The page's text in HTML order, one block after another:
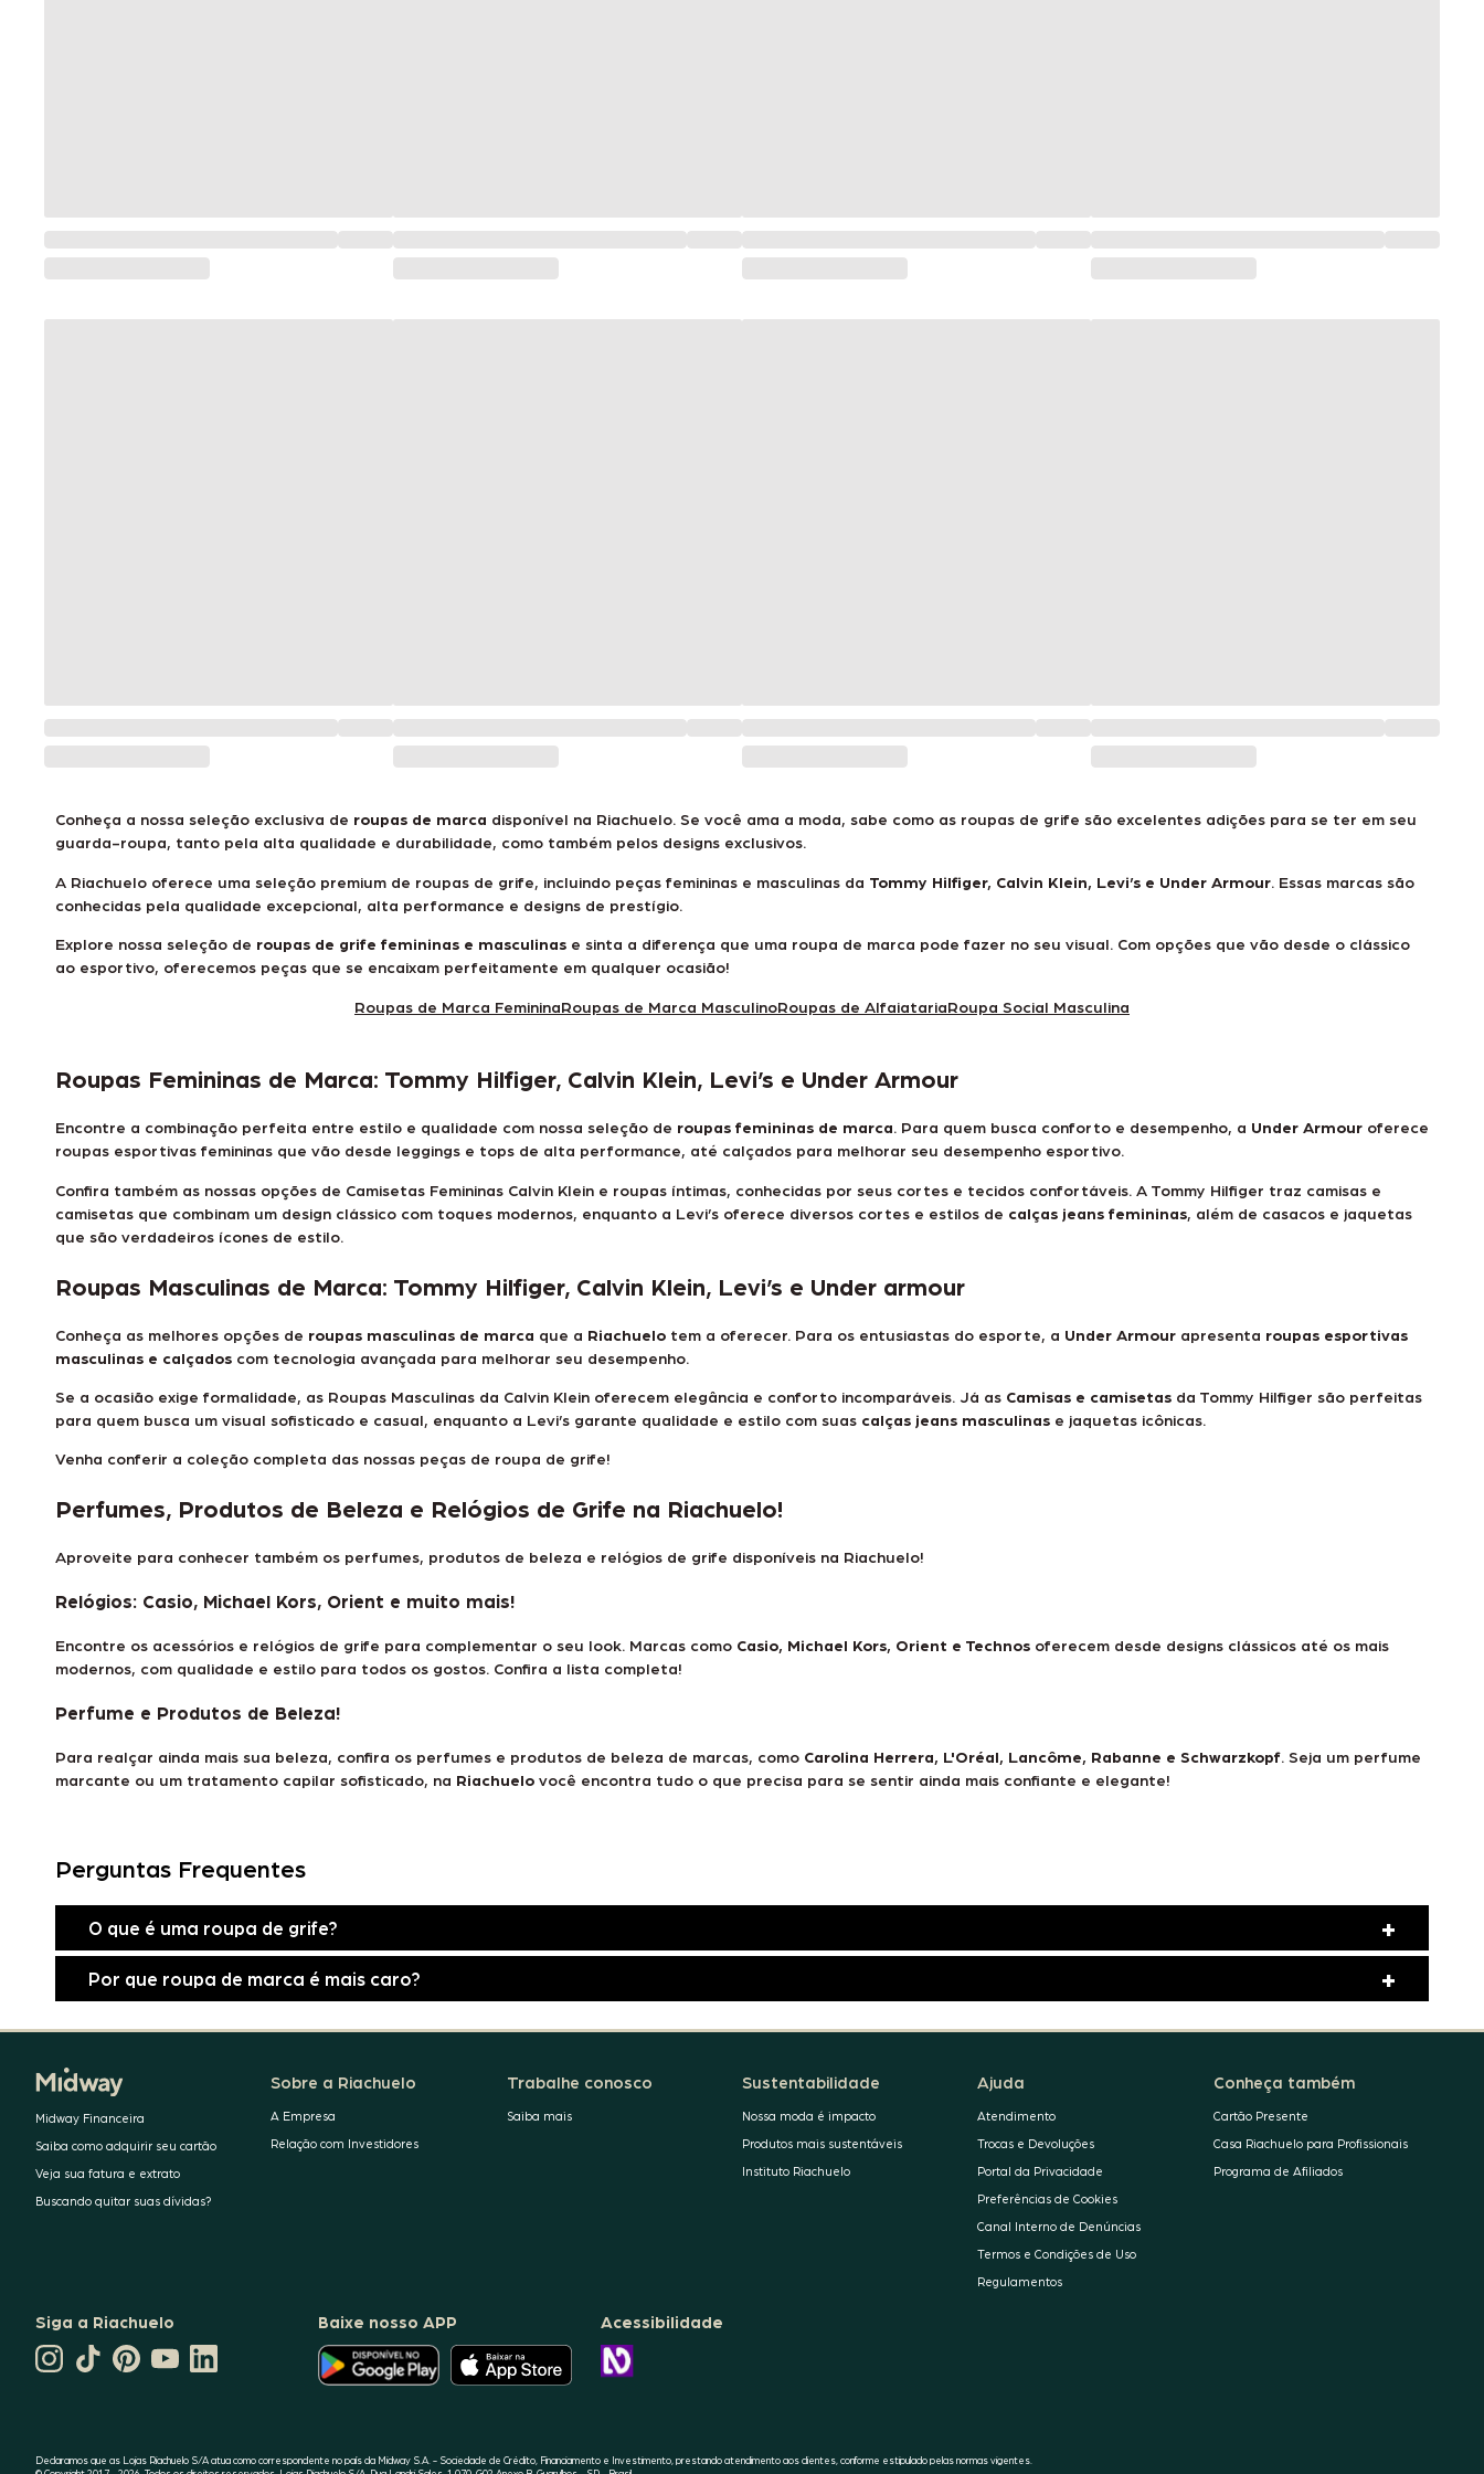
Conheça a nossa seleção exclusiva de roupas de marca disponível na Riachuelo. Se você ama a moda, sabe como as roupas de grife são excelentes adições para se ter em seu
guarda-roupa, tanto pela alta qualidade e durabilidade, como também pelos designs exclusivos.
A Riachuelo oferece uma seleção premium de roupas de grife, incluindo peças femininas e masculinas da Tommy Hilfiger, Calvin Klein, Levi’s e Under Armour. Essas marcas são
conhecidas pela qualidade excepcional, alta performance e designs de prestígio.
Explore nossa seleção de roupas de grife femininas e masculinas e sinta a diferença que uma roupa de marca pode fazer no seu visual. Com opções que vão desde o clássico
ao esportivo, oferecemos peças que se encaixam perfeitamente em qualquer ocasião!
Roupas de Marca FemininaRoupas de Marca MasculinoRoupas de AlfaiatariaRoupa Social Masculina
Roupas Femininas de Marca: Tommy Hilfiger, Calvin Klein, Levi’s e Under Armour
Encontre a combinação perfeita entre estilo e qualidade com nossa seleção de roupas femininas de marca. Para quem busca conforto e desempenho, a Under Armour oferece
roupas esportivas femininas que vão desde leggings e tops de alta performance, até calçados para melhorar seu desempenho esportivo.
Confira também as nossas opções de Camisetas Femininas Calvin Klein e roupas íntimas, conhecidas por seus cortes e tecidos confortáveis. A Tommy Hilfiger traz camisas e
camisetas que combinam um design clássico com toques modernos, enquanto a Levi’s oferece diversos cortes e estilos de calças jeans femininas, além de casacos e jaquetas
que são verdadeiros ícones de estilo.
Roupas Masculinas de Marca: Tommy Hilfiger, Calvin Klein, Levi’s e Under armour
Conheça as melhores opções de roupas masculinas de marca que a Riachuelo tem a oferecer. Para os entusiastas do esporte, a Under Armour apresenta roupas esportivas
masculinas e calçados com tecnologia avançada para melhorar seu desempenho.
Se a ocasião exige formalidade, as Roupas Masculinas da Calvin Klein oferecem elegância e conforto incomparáveis. Já as Camisas e camisetas da Tommy Hilfiger são perfeitas
para quem busca um visual sofisticado e casual, enquanto a Levi’s garante qualidade e estilo com suas calças jeans masculinas e jaquetas icônicas.
Venha conferir a coleção completa das nossas peças de roupa de grife!
Perfumes, Produtos de Beleza e Relógios de Grife na Riachuelo!
Aproveite para conhecer também os perfumes, produtos de beleza e relógios de grife disponíveis na Riachuelo!
Relógios: Casio, Michael Kors, Orient e muito mais!
Encontre os acessórios e relógios de grife para complementar o seu look. Marcas como Casio, Michael Kors, Orient e Technos oferecem desde designs clássicos até os mais
modernos, com qualidade e estilo para todos os gostos. Confira a lista completa!
Perfume e Produtos de Beleza!
Para realçar ainda mais sua beleza, confira os perfumes e produtos de beleza de marcas, como Carolina Herrera, L'Oréal, Lancôme, Rabanne e Schwarzkopf. Seja um perfume
marcante ou um tratamento capilar sofisticado, na Riachuelo você encontra tudo o que precisa para se sentir ainda mais confiante e elegante!
Perguntas Frequentes
O que é uma roupa de grife?
Por que roupa de marca é mais caro?
Midway Financeira
Saiba como adquirir seu cartão
Veja sua fatura e extrato
Buscando quitar suas dívidas?
Sobre a Riachuelo
A Empresa
Relação com Investidores
Trabalhe conosco
Saiba mais
Sustentabilidade
Nossa moda é impacto
Produtos mais sustentáveis
Instituto Riachuelo
Ajuda
Atendimento
Trocas e Devoluções
Portal da Privacidade
Preferências de Cookies
Canal Interno de Denúncias
Termos e Condições de Uso
Regulamentos
Conheça também
Cartão Presente
Casa Riachuelo para Profissionais
Programa de Afiliados
Siga a Riachuelo
TIKTOKPINTEREST
CANAL
DA LINKEDIN
Baixe nosso APP
O
APLICATIVO
DA
GOOGLE
PLAY
O
APLICATIVO
DA
APPLE
STORE
Acessibilidade
CONHEÇA
A
Declaramos que as Lojas Riachuelo S/A atua como correspondente no país da Midway S.A. - Sociedade de Crédito, Financiamento e Investimento, prestando atendimento aos clientes, conforme estipulado pelas normas vigentes.